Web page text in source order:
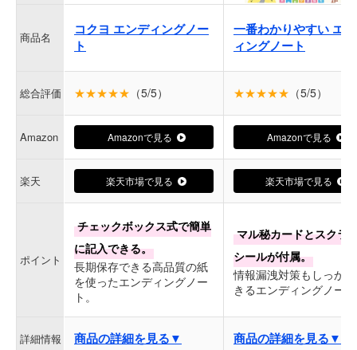
商品名
コクヨ エンディングノー
ト
一番わかりやすい エ
ィングノート
総合評価 ★★★★★ （5/5） ★★★★★ （5/5）
Amazon Amazonで見る Amazonで見る
楽天 楽天市場で見る 楽天市場で見る
ポイント
チェックボックス式で簡単
に記入できる。
長期保存できる高品質の紙
を使ったエンディングノー
ト。
マル秘カードとスクラ
シールが付属。
情報漏洩対策もしっか
きるエンディングノー
詳細情報 商品の詳細を見る▼ 商品の詳細を見る▼